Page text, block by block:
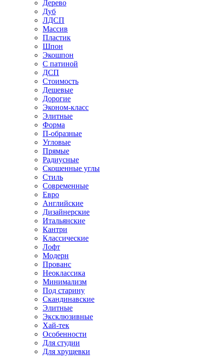
Дерево
Дуб
ЛДСП
Массив
Пластик
Шпон
Экошпон
С патиной
ДСП
Стоимость
Дешевые
Дорогие
Эконом-класс
Элитные
Форма
П-образные
Угловые
Прямые
Радиусные
Скошенные углы
Стиль
Современные
Евро
Английские
Дизайнерские
Итальянские
Кантри
Классические
Лофт
Модерн
Прованс
Неоклассика
Минимализм
Под старину
Скандинавские
Элитные
Эксклюзивные
Хай-тек
Особенности
Для студии
Для хрущевки